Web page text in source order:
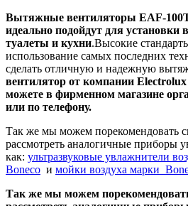
Вытяжные вентиляторы EAF-
идеально подойдут для
туалеты и кухни.Высокие
использование самых последних
сделать отличную и надежную
вентилятор от компании
можете в фирменном магазине
или по телефону.
Так же мы можем порекомендовать
рассмотреть аналогичные приборы
как: ультразвуковые увлажнители
Boneco и мойки воздуха марки
Так же мы можем